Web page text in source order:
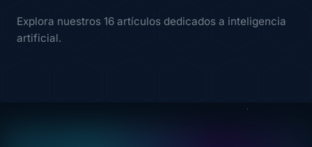
Explora nuestros 16 artículos dedicados a inteligencia
artificial.